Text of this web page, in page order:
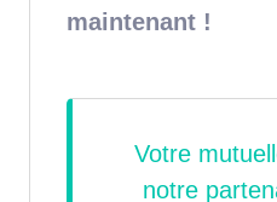
maintenant !